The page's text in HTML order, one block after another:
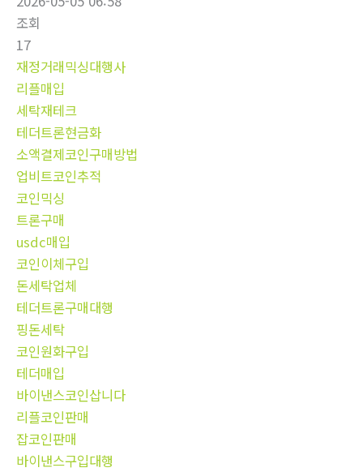
조회
17
재정거래믹싱대행사
리플매입
세탁재테크
테더트론현금화
소액결제코인구매방법
업비트코인추적
코인믹싱
트론구매
usdc매입
코인이체구입
돈세탁업체
테더트론구매대행
핑돈세탁
코인원화구입
테더매입
바이낸스코인삽니다
리플코인판매
잡코인판매
바이낸스구입대행